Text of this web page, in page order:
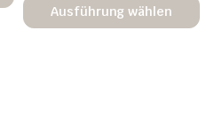
Ausführung wählen